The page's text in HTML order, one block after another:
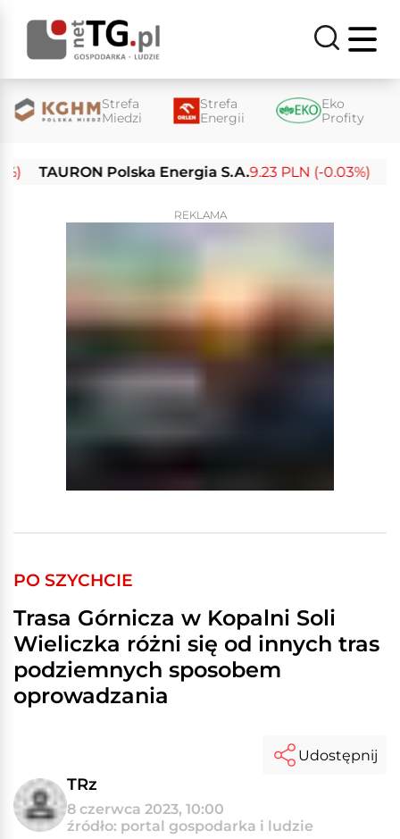
Strefa
Miedzi
Strefa
Energii
Eko
Profity
TAURON Polska Energia S.A.9.23 PLN (-0.03%) Enea
REKLAMA
PO SZYCHCIE
Trasa Górnicza w Kopalni Soli
Wieliczka różni się od innych tras
podziemnych sposobem
oprowadzania
TRz
8 czerwca 2023, 10:00
źródło: portal gospodarka i ludzie
Udostępnij